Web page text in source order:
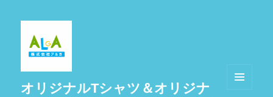
オリジナルTシャツ＆オリジナ